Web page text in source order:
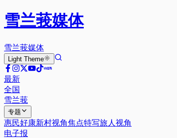
雪兰莪媒体
雪兰莪媒体
Light Theme
最新
全国
雪兰莪
专题
惠民好康新村视角焦点特写旅人视角
电子报